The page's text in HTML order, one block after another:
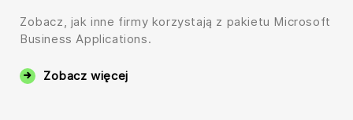
Zobacz, jak inne firmy korzystają z pakietu Microsoft
Business Applications.
Zobacz więcej